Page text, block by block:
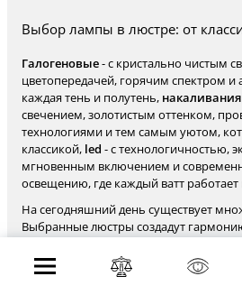
Выбор лампы в люстре: от
Галогеновые- с кристально чистым
цветопередачей, горячим спектром и
каждая тень и полутень, накаливания
свечением, золотистым оттенком,
технологиями и тем самым уютом,
классикой, led - с технологичностью,
мгновенным включением и
освещению, где каждый ватт работает
На сегодняшний день существует
Выбранные люстры создадут
У нас вы найдёте люстры, которые